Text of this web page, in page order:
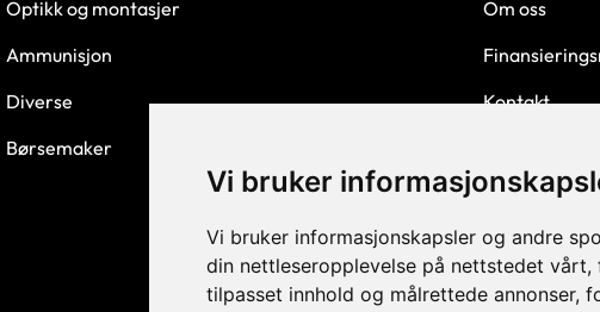
Vi bruker
Vi bruker informasjonskapsler og andre
din nettleseropplevelse på nettstedet vårt,
tilpasset innhold og målrettede annonser,
Optikk og montasjer
Ammunisjon
Diverse
Børsemaker
Om oss
Kontakt